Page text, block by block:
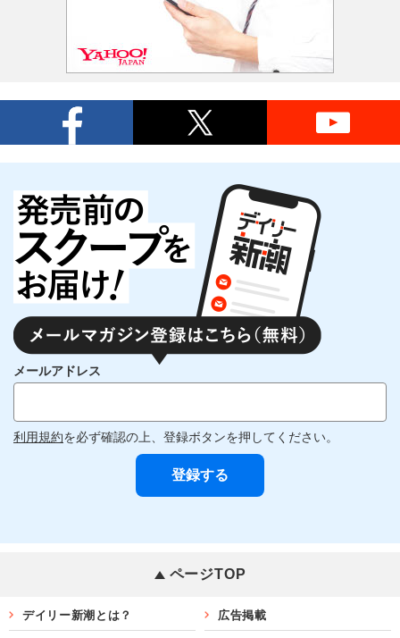
メールアドレス
利用規約を必ず確認の上、登録ボタンを押してください。
ページTOP
デイリー新潮とは？ 広告掲載